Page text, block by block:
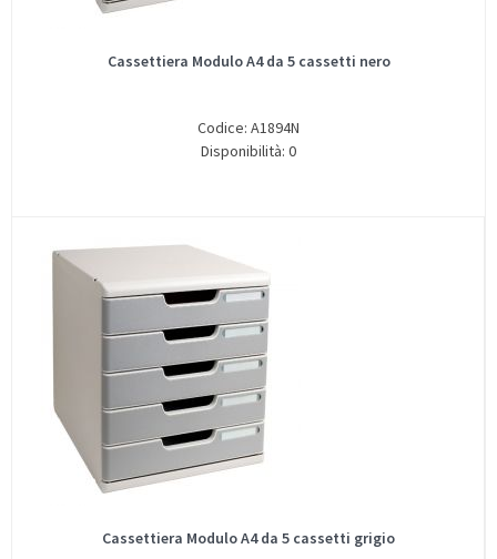
Cassettiera Modulo A4 da 5 cassetti nero
Codice: A1894N
Disponibilità: 0
Cassettiera Modulo A4 da 5 cassetti grigio